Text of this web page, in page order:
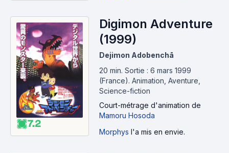
7.2
Digimon Adventure
(1999)
Dejimon Adobenchā
20 min. Sortie : 6 mars 1999
(France). Animation, Aventure,
Science-fiction
Court-métrage d'animation de
Mamoru Hosoda
Morphys l'a mis en envie.